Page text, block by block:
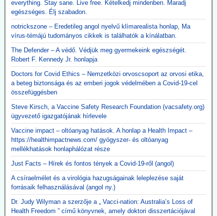
everything. Stay sane. Live free. Kételkedj mindenben. Maradj
egészséges. Élj szabadon.
notrickszone – Eredetileg angol nyelvű klímarealista honlap, Ma
vírus-témájú tudományos cikkek is találhatók a kínálatban.
The Defender – A védő. Védjük meg gyermekeink egészségét.
Robert F. Kennedy Jr. honlapja
Doctors for Covid Ethics – Nemzetközi orvoscsoport az orvosi etika,
a beteg biztonsága és az emberi jogok védelmében a Covid-19-cel
összefüggésben
Steve Kirsch, a Vaccine Safety Research Foundation (vacsafety.org)
ügyvezető igazgatójának hírlevele
Vaccine impact – oltóanyag hatások. A honlap a Health Impact –
https://healthimpactnews.com/ gyógyszer- és oltóanyag
mellékhatások honlaphálózat része
Just Facts – Hírek és fontos tények a Covid-19-ről (angol)
A csíraelmélet és a virológia hazugságainak leleplezése saját
forrásaik felhasználásával (angol ny.)
Dr. Judy Wilyman a szerzője a „ Vacci-nation: Australia’s Loss of
Health Freedom ” című könyvnek, amely doktori disszertációjával